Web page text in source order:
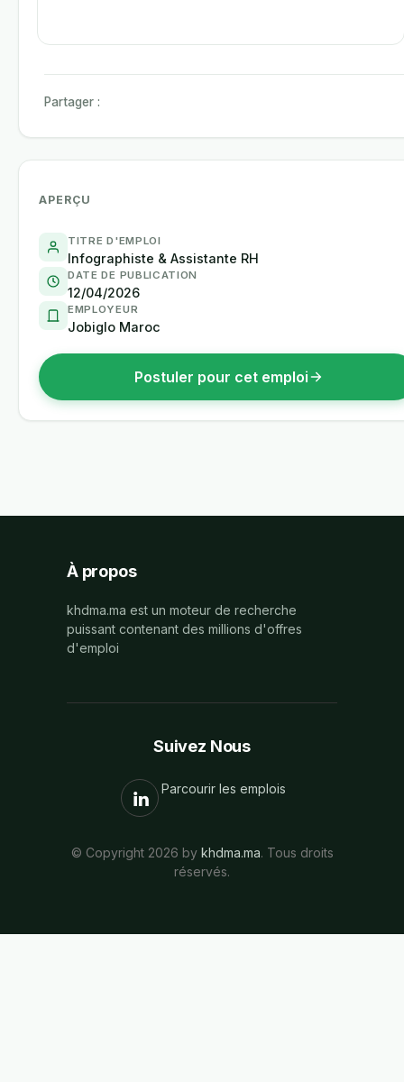
Partager :
APERÇU
TITRE D'EMPLOI
Infographiste & Assistante RH
DATE DE PUBLICATION
12/04/2026
EMPLOYEUR
Jobiglo Maroc
Postuler pour cet emploi
À propos
khdma.ma est un moteur de recherche
puissant contenant des millions d'offres
d'emploi
Suivez Nous
Parcourir les emplois
© Copyright 2026 by khdma.ma. Tous droits
réservés.